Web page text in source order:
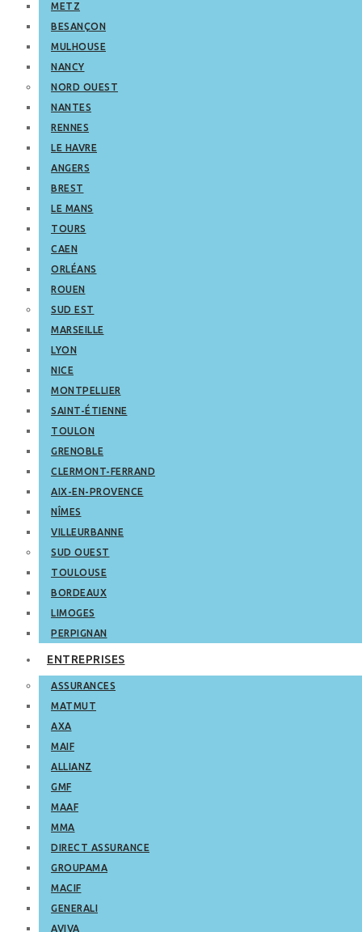
METZ
BESANÇON
MULHOUSE
NANCY
NORD OUEST
NANTES
RENNES
LE HAVRE
ANGERS
BREST
LE MANS
TOURS
CAEN
ORLÉANS
ROUEN
SUD EST
MARSEILLE
LYON
NICE
MONTPELLIER
SAINT-ÉTIENNE
TOULON
GRENOBLE
CLERMONT-FERRAND
AIX-EN-PROVENCE
NÎMES
VILLEURBANNE
SUD OUEST
TOULOUSE
BORDEAUX
LIMOGES
PERPIGNAN
ENTREPRISES
ASSURANCES
MATMUT
AXA
MAIF
ALLIANZ
GMF
MAAF
MMA
DIRECT ASSURANCE
GROUPAMA
MACIF
GENERALI
AVIVA